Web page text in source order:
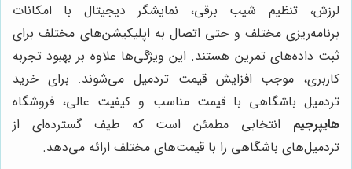
لرزش، تنظیم شیب برقی، نمایشگر دیجیتال با امکانات
برنامه‌ریزی مختلف و حتی اتصال به اپلیکیشن‌های مختلف برای
ثبت داده‌های تمرین هستند. این ویژگی‌ها علاوه بر بهبود تجربه
کاربری، موجب افزایش قیمت تردمیل می‌شوند. برای خرید
تردمیل باشگاهی با قیمت مناسب و کیفیت عالی، فروشگاه
هایپرجیم انتخابی مطمئن است که طیف گسترده‌ای از
تردمیل‌های باشگاهی را با قیمت‌های مختلف ارائه می‌دهد.